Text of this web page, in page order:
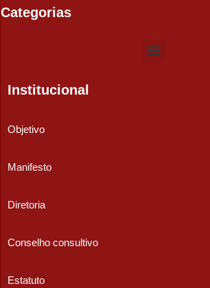
Categorias
Institucional
Objetivo
Manifesto
Diretoria
Conselho consultivo
Estatuto